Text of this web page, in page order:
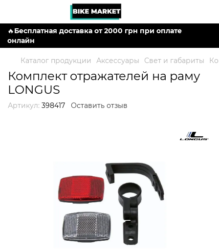
🔥Бесплатная доставка от 2000 грн при оплате
онлайн
Каталог продукции Аксессуары Свет и габариты
Комплект отражателей на раму
LONGUS
Артикул: 398417 Оставить отзыв